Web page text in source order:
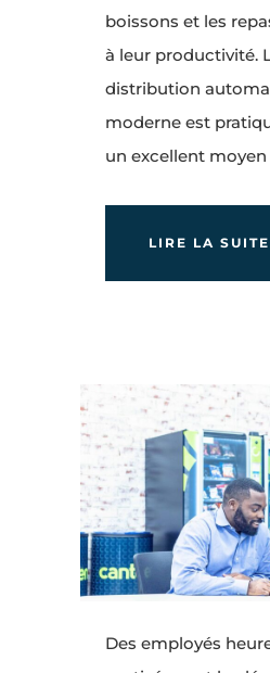
boissons et les
à leur productivité.
distribution
moderne est
un excellent moyen
LIRE LA SUITE
Des employés